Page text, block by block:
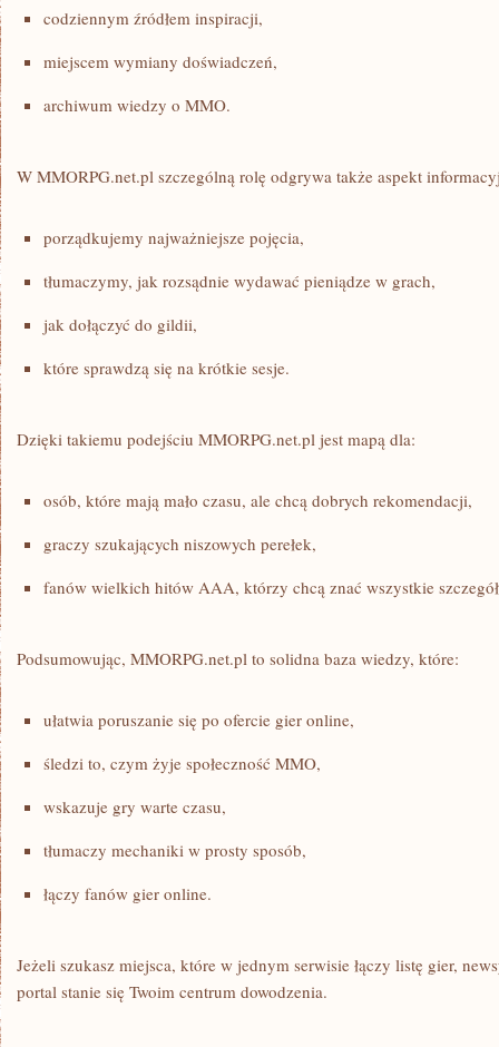
codziennym źródłem inspiracji,
miejscem wymiany doświadczeń,
archiwum wiedzy o MMO.
W MMORPG.net.pl szczególną rolę odgrywa także aspekt
porządkujemy najważniejsze pojęcia,
tłumaczymy, jak rozsądnie wydawać pieniądze w grach,
jak dołączyć do gildii,
które sprawdzą się na krótkie sesje.
Dzięki takiemu podejściu MMORPG.net.pl jest mapą dla:
osób, które mają mało czasu, ale chcą dobrych rekomendacji,
graczy szukających niszowych perełek,
fanów wielkich hitów AAA, którzy chcą znać wszystkie
Podsumowując, MMORPG.net.pl to solidna baza wiedzy, które:
ułatwia poruszanie się po ofercie gier online,
śledzi to, czym żyje społeczność MMO,
wskazuje gry warte czasu,
tłumaczy mechaniki w prosty sposób,
łączy fanów gier online.
Jeżeli szukasz miejsca, które w jednym serwisie łączy listę gier,
portal stanie się Twoim centrum dowodzenia.